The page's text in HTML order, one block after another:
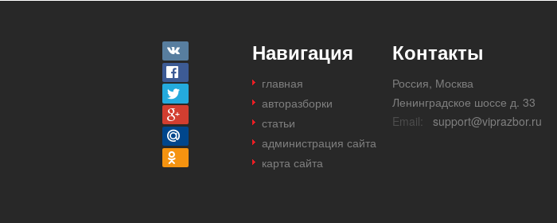
Навигация
главная
авторазборки
статьи
администрация сайта
карта сайта
Контакты
Россия, Москва
Ленинградское шоссе д. 33
Email:
support@viprazbor.ru